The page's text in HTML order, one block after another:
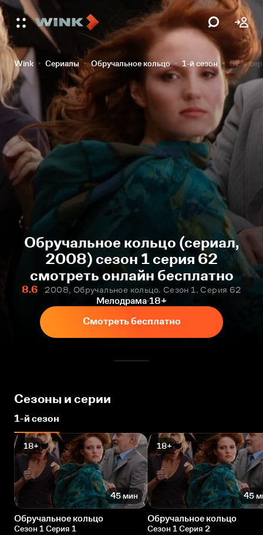
Wink Сериалы Обручальное кольцо 1-й сезон 62-я
Обручальное кольцо (сериал,
2008) сезон 1 серия 62
смотреть онлайн бесплатно
8.6
2008, Обручальное кольцо. Сезон 1. Серия 62
Мелодрама 18+
Смотреть бесплатно
Сезоны и серии
1-й сезон
18+
45 мин
Обручальное кольцо
Сезон 1 Серия 1
18+
45
Обручальное кольцо
Сезон 1 Серия 2